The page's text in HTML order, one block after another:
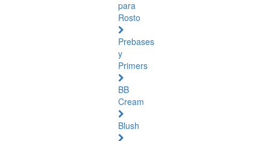
para
Rosto
Prebases
y
Primers
BB
Cream
Blush